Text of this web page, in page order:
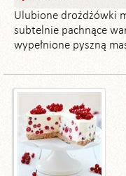
Ulubione drożdżówki
subtelnie pachnące
wypełnione pyszną